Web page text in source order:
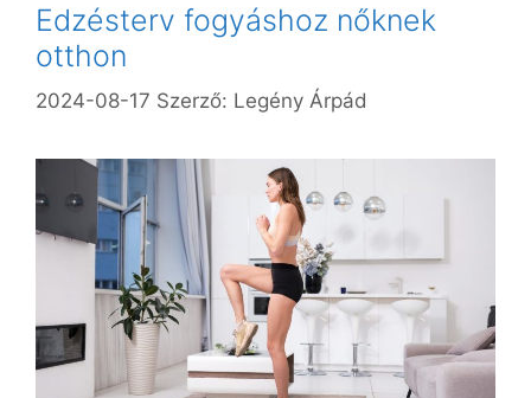
Edzésterv fogyáshoz nőknek
otthon
2024-08-17 Szerző: Legény Árpád